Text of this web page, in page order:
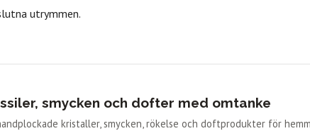
utrymmen.
smycken och dofter med omtanke
kristaller, smycken, rökelse och doftprodukter för